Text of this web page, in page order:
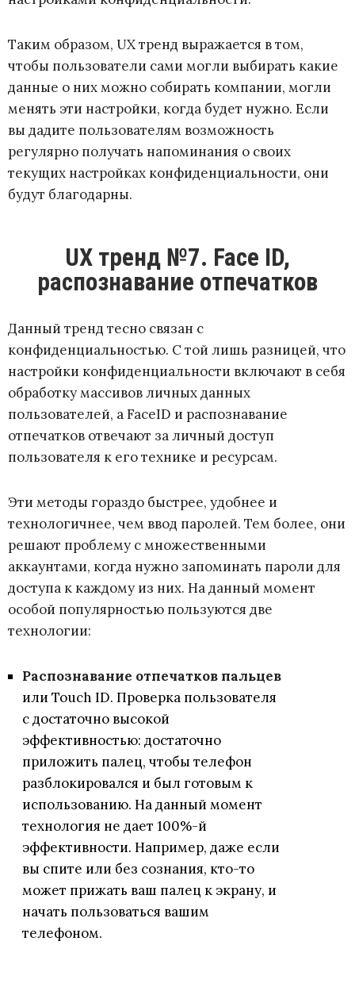
Таким образом, UX тренд выражается в том,
чтобы пользователи сами могли выбирать какие
данные о них можно собирать компании, могли
менять эти настройки, когда будет нужно. Если
вы дадите пользователям возможность
регулярно получать напоминания о своих
текущих настройках конфиденциальности, они
будут благодарны.
UX тренд №7. Face ID,
распознавание отпечатков
Данный тренд тесно связан с
конфиденциальностью. С той лишь разницей, что
настройки конфиденциальности включают в себя
обработку массивов личных данных
пользователей, а FaceID и распознавание
отпечатков отвечают за личный доступ
пользователя к его технике и ресурсам.
Эти методы гораздо быстрее, удобнее и
технологичнее, чем ввод паролей. Тем более, они
решают проблему с множественными
аккаунтами, когда нужно запоминать пароли для
доступа к каждому из них. На данный момент
особой популярностью пользуются две
технологии:
Распознавание отпечатков пальцев
или Touch ID. Проверка пользователя
с достаточно высокой
эффективностью: достаточно
приложить палец, чтобы телефон
разблокировался и был готовым к
использованию. На данный момент
технология не дает 100%-й
эффективности. Например, даже если
вы спите или без сознания, кто-то
может прижать ваш палец к экрану, и
начать пользоваться вашим
телефоном.